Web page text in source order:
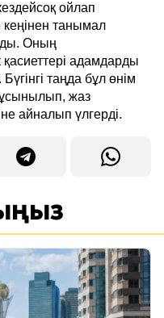
ойлап
танымал
Оның
адамдарды
таңда бұл өнім
ұсынылып, жаз
айналып үлгерді.